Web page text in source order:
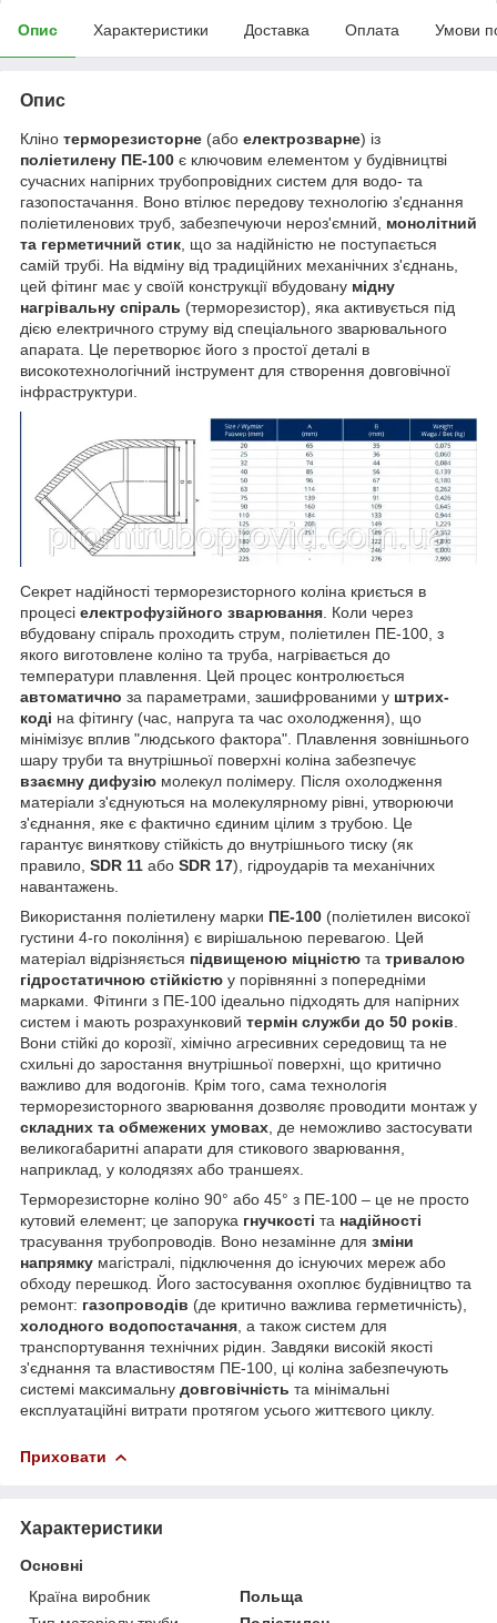
Опис Характеристики Доставка Оплата Умови
Опис
Кліно терморезисторне (або електрозварне) із
поліетилену ПЕ-100 є ключовим елементом у будівництві
сучасних напірних трубопровідних систем для водо- та
газопостачання. Воно втілює передову технологію з'єднання
поліетиленових труб, забезпечуючи нероз'ємний, монолітний
та герметичний стик , що за надійністю не поступається
самій трубі. На відміну від традиційних механічних з'єднань,
цей фітинг має у своїй конструкції вбудовану мідну
нагрівальну спіраль (терморезистор), яка активується під
дією електричного струму від спеціального зварювального
апарата. Це перетворює його з простої деталі в
високотехнологічний інструмент для створення довговічної
інфраструктури.
Секрет надійності терморезисторного коліна криється в
процесі електрофузійного зварювання . Коли через
вбудовану спіраль проходить струм, поліетилен ПЕ-100, з
якого виготовлене коліно та труба, нагрівається до
температури плавлення. Цей процес контролюється
автоматично за параметрами, зашифрованими у штрих-
коді на фітингу (час, напруга та час охолодження), що
мінімізує вплив "людського фактора". Плавлення зовнішнього
шару труби та внутрішньої поверхні коліна забезпечує
взаємну дифузію молекул полімеру. Після охолодження
матеріали з'єднуються на молекулярному рівні, утворюючи
з'єднання, яке є фактично єдиним цілим з трубою. Це
гарантує виняткову стійкість до внутрішнього тиску (як
правило, SDR 11 або SDR 17), гідроударів та механічних
навантажень.
Використання поліетилену марки ПЕ-100 (поліетилен високої
густини 4-го покоління) є вирішальною перевагою. Цей
матеріал відрізняється підвищеною міцністю та тривалою
гідростатичною стійкістю у порівнянні з попередніми
марками. Фітинги з ПЕ-100 ідеально підходять для напірних
систем і мають розрахунковий термін служби до 50 років
Вони стійкі до корозії, хімічно агресивних середовищ та не
схильні до заростання внутрішньої поверхні, що критично
важливо для водогонів. Крім того, сама технологія
терморезисторного зварювання дозволяє проводити монтаж у
складних та обмежених умовах , де неможливо застосувати
великогабаритні апарати для стикового зварювання,
наприклад, у колодязях або траншеях.
Терморезисторне коліно 90° або 45° з ПЕ-100 – це не просто
кутовий елемент; це запорука гнучкості та надійності
трасування трубопроводів. Воно незамінне для зміни
напрямку магістралі, підключення до існуючих мереж або
обходу перешкод. Його застосування охоплює будівництво та
ремонт: газопроводів (де критично важлива герметичність),
холодного водопостачання , а також систем для
транспортування технічних рідин. Завдяки високій якості
з'єднання та властивостям ПЕ-100, ці коліна забезпечують
системі максимальну довговічність та мінімальні
експлуатаційні витрати протягом усього життєвого циклу.
Приховати
Характеристики
Основні
Країна виробник
Польща